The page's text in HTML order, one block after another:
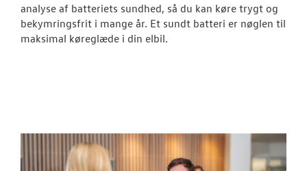
analyse af batteriets sundhed, så du kan køre trygt og
bekymringsfrit i mange år. Et sundt batteri er nøglen til
maksimal køreglæde i din elbil.